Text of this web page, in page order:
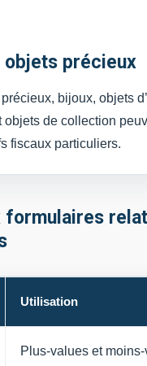
objets précieux
bijoux, objets
objets de collection
fiscaux particuliers.
formulaires
Utilisation
Plus-values et